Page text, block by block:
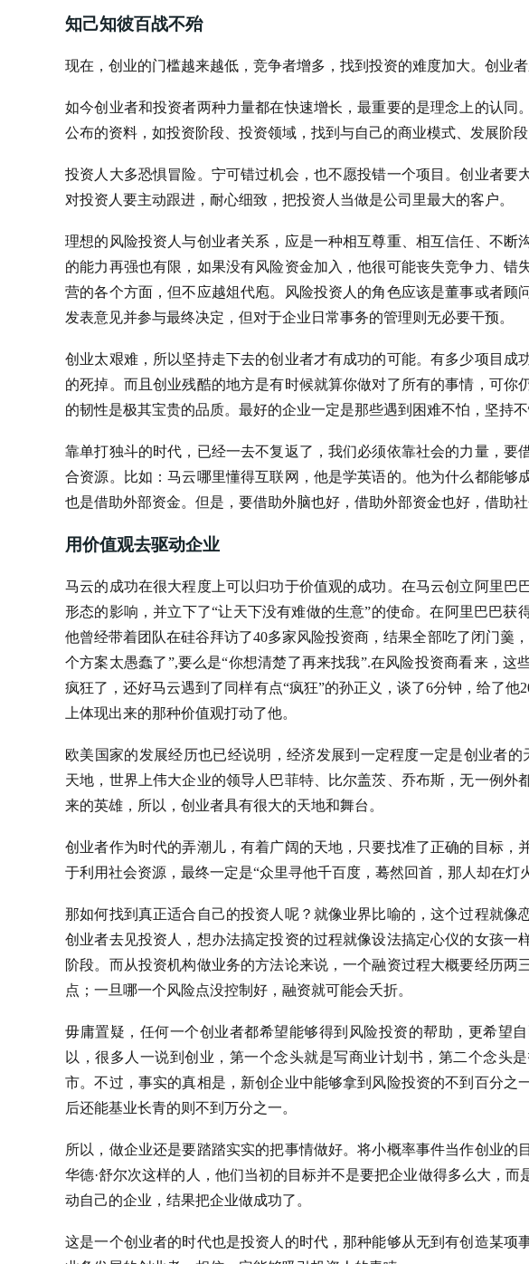
知己知彼百战不殆
现在，创业的门槛越来越低，竞争者增多，找到投资的难度加大。创业者
如今创业者和投资者两种力量都在快速增长，最重要的是理念上的认同
公布的资料，如投资阶段、投资领域，找到与自己的商业模式、发展阶
投资人大多恐惧冒险。宁可错过机会，也不愿投错一个项目。创业者要
对投资人要主动跟进，耐心细致，把投资人当做是公司里最大的客户。
理想的风险投资人与创业者关系，应是一种相互尊重、相互信任、不断
的能力再强也有限，如果没有风险资金加入，他很可能丧失竞争力、错
营的各个方面，但不应越俎代庖。风险投资人的角色应该是董事或者顾
发表意见并参与最终决定，但对于企业日常事务的管理则无必要干预。
创业太艰难，所以坚持走下去的创业者才有成功的可能。有多少项目成
的死掉。而且创业残酷的地方是有时候就算你做对了所有的事情，可你
的韧性是极其宝贵的品质。最好的企业一定是那些遇到困难不怕，坚持不
靠单打独斗的时代，已经一去不复返了，我们必须依靠社会的力量，要
合资源。比如：马云哪里懂得互联网，他是学英语的。他为什么都能够
也是借助外部资金。但是，要借助外脑也好，借助外部资金也好，借助
用价值观去驱动企业
马云的成功在很大程度上可以归功于价值观的成功。在马云创立阿里巴
形态的影响，并立下了“让天下没有难做的生意”的使命。在阿里巴巴获
他曾经带着团队在硅谷拜访了40多家风险投资商，结果全部吃了闭门羹
个方案太愚蠢了”,要么是“你想清楚了再来找我”.在风险投资商看来，这
疯狂了，还好马云遇到了同样有点“疯狂”的孙正义，谈了6分钟，给了他
上体现出来的那种价值观打动了他。
欧美国家的发展经历也已经说明，经济发展到一定程度一定是创业者的
天地，世界上伟大企业的领导人巴菲特、比尔盖茨、乔布斯，无一例外
来的英雄，所以，创业者具有很大的天地和舞台。
创业者作为时代的弄潮儿，有着广阔的天地，只要找准了正确的目标，
于利用社会资源，最终一定是“众里寻他千百度，蓦然回首，那人却在灯
那如何找到真正适合自己的投资人呢？就像业界比喻的，这个过程就像
创业者去见投资人，想办法搞定投资的过程就像设法搞定心仪的女孩一
阶段。而从投资机构做业务的方法论来说，一个融资过程大概要经历两
点；一旦哪一个风险点没控制好，融资就可能会夭折。
毋庸置疑，任何一个创业者都希望能够得到风险投资的帮助，更希望
以，很多人一说到创业，第一个念头就是写商业计划书，第二个念头
市。不过，事实的真相是，新创企业中能够拿到风险投资的不到百分之
后还能基业长青的则不到万分之一。
所以，做企业还是要踏踏实实的把事情做好。将小概率事件当作创业的
华德·舒尔次这样的人，他们当初的目标并不是要把企业做得多么大，
动自己的企业，结果把企业做成功了。
这是一个创业者的时代也是投资人的时代，那种能够从无到有创造某项